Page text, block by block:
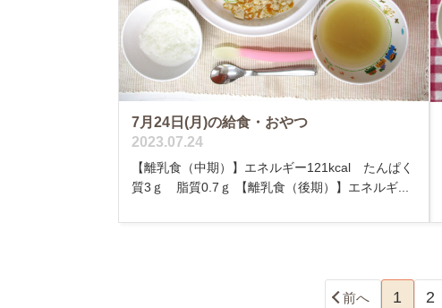
7月24日(月)の給食・おやつ
2023.07.24
【離乳食（中期）】エネルギー121kcal たんぱく
質3ｇ 脂質0.7ｇ 【離乳食（後期）】エネルギ...
前へ 1 2